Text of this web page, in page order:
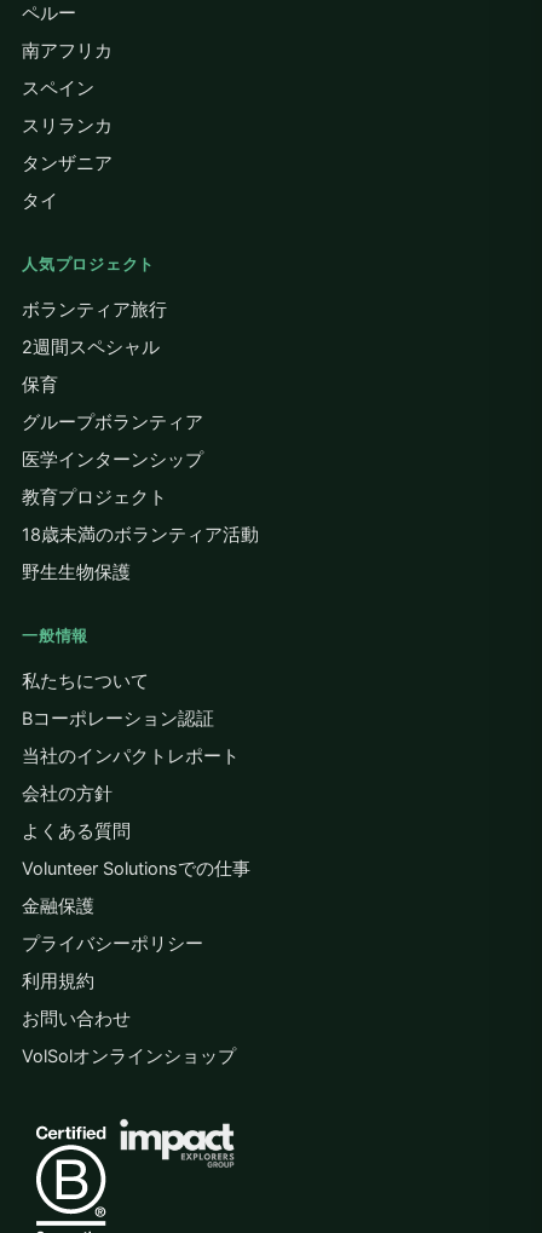
ペルー
南アフリカ
スペイン
スリランカ
タンザニア
タイ
人気プロジェクト
ボランティア旅行
2週間スペシャル
保育
グループボランティア
医学インターンシップ
教育プロジェクト
18歳未満のボランティア活動
野生生物保護
一般情報
私たちについて
Bコーポレーション認証
当社のインパクトレポート
会社の方針
よくある質問
Volunteer Solutionsでの仕事
金融保護
プライバシーポリシー
利用規約
お問い合わせ
VolSolオンラインショップ